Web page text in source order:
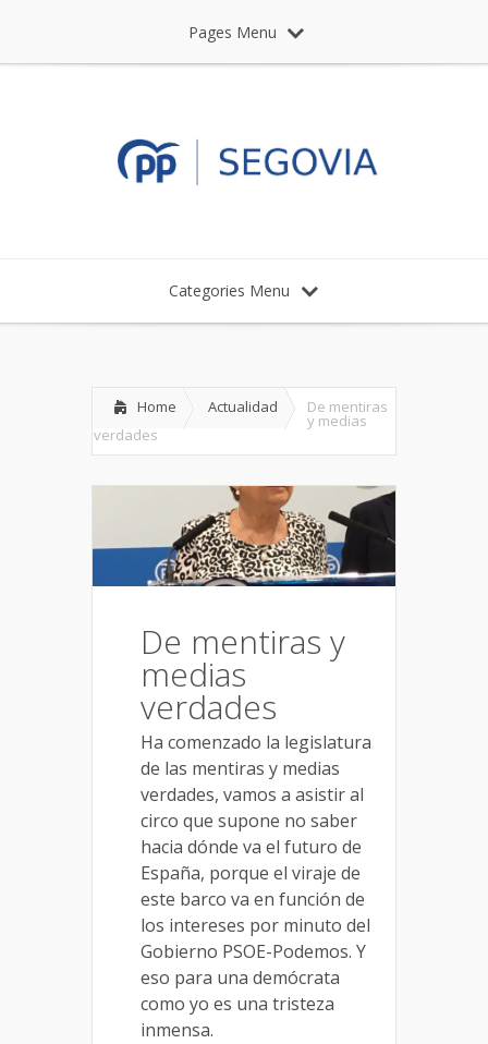
Pages Menu
Categories Menu
Home Actualidad De mentiras
y medias
verdades
De mentiras y
medias
verdades
Ha comenzado la legislatura
de las mentiras y medias
verdades, vamos a asistir al
circo que supone no saber
hacia dónde va el futuro de
España, porque el viraje de
este barco va en función de
los intereses por minuto del
Gobierno PSOE-Podemos. Y
eso para una demócrata
como yo es una tristeza
inmensa.